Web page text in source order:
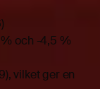
och -4,5 %
vilket ger en